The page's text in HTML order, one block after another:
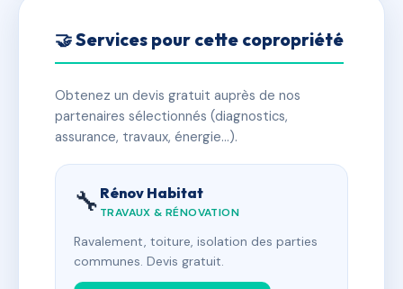
🤝 Services pour cette copropriété
Obtenez un devis gratuit auprès de nos
partenaires sélectionnés (diagnostics,
assurance, travaux, énergie…).
🔧 Rénov Habitat
TRAVAUX & RÉNOVATION
Ravalement, toiture, isolation des parties
communes. Devis gratuit.